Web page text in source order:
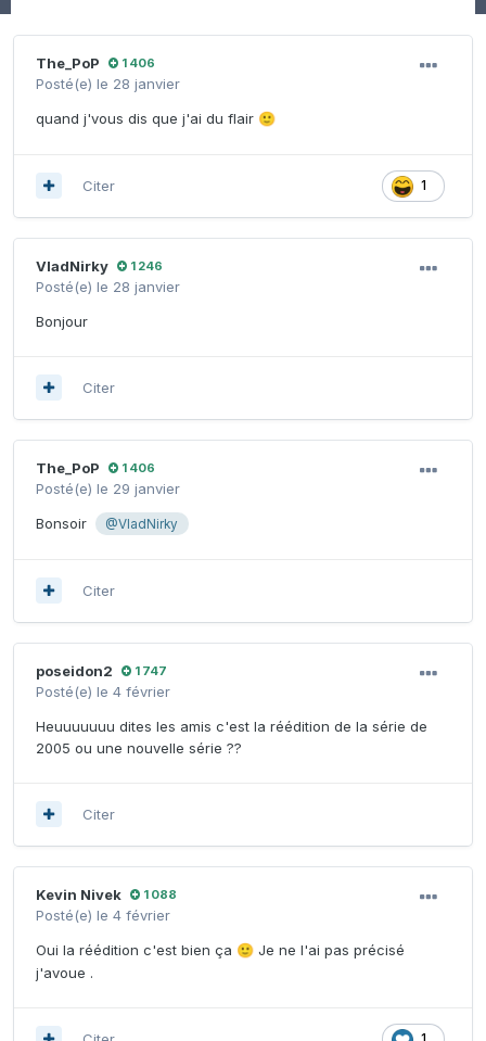
The_PoP 1 406
Posté(e) le 28 janvier
quand j'vous dis que j'ai du flair 🙂
1
Citer
VladNirky 1 246
Posté(e) le 28 janvier
Bonjour
Citer
The_PoP 1 406
Posté(e) le 29 janvier
Bonsoir
@VladNirky
Citer
poseidon2 1 747
Posté(e) le 4 février
Heuuuuuuu dites les amis c'est la réédition de la série de
2005 ou une nouvelle série ??
Citer
Kevin Nivek 1 088
Posté(e) le 4 février
Oui la réédition c'est bien ça 🙂 Je ne l'ai pas précisé
j'avoue .